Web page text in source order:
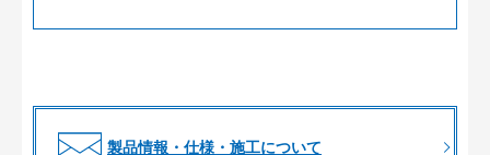
製品情報・仕様・施工について